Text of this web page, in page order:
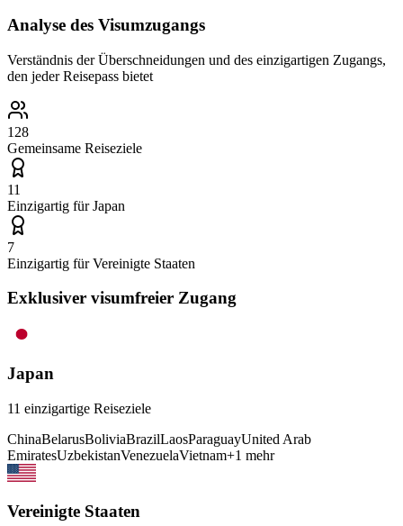
Analyse des Visumzugangs
Verständnis der Überschneidungen und des einzigartigen Zugangs,
den jeder Reisepass bietet
128
Gemeinsame Reiseziele
11
Einzigartig für Japan
7
Einzigartig für Vereinigte Staaten
Exklusiver visumfreier Zugang
Japan
11 einzigartige Reiseziele
ChinaBelarusBoliviaBrazilLaosParaguayUnited Arab
EmiratesUzbekistanVenezuelaVietnam+1 mehr
Vereinigte Staaten